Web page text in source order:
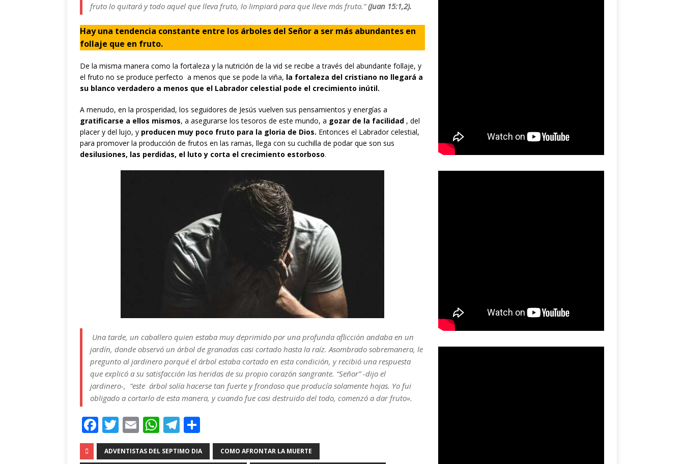
fruto lo quitará y todo aquel que lleva fruto, lo limpiará para que lleve más fruto.”(Juan 15:1,2).
Hay una tendencia constante entre los árboles del Señor a ser más abundantes en
follaje que en fruto.
De la misma manera como la fortaleza y la nutrición de la vid se recibe a través del abundante follaje, y
el fruto no se produce perfecto a menos que se pode la viña, la fortaleza del cristiano no llegará a
su blanco verdadero a menos que el Labrador celestial pode el crecimiento inútil.
A menudo, en la prosperidad, los seguidores de Jesús vuelven sus pensamientos y energías a
gratificarse a ellos mismos, a asegurarse los tesoros de este mundo, a gozar de la facilidad , del
placer y del lujo, y producen muy poco fruto para la gloria de Dios. Entonces el Labrador celestial,
para promover la producción de frutos en las ramas, llega con su cuchilla de podar que son sus
desilusiones, las perdidas, el luto y corta el crecimiento estorboso.
Una tarde, un caballero quien estaba muy deprimido por una profunda aflicción andaba en un
jardín, donde observó un árbol de granadas casi cortado hasta la raíz. Asombrado sobremanera, le
pregunto al jardinero porqué el árbol estaba cortado en esta condición, y recibió una respuesta
que explicó a su satisfacción las heridas de su propio corazón sangrante. “Señor”-dijo el
jardinero-, “este árbol solía hacerse tan fuerte y frondoso que producía solamente hojas. Yo fui
obligado a cortarlo de esta manera, y cuando fue casi destruido del todo, comenzó a dar fruto».
F
a
c
T
w
it
E
m
ai
W
h
at
T
el
e
o
m
ADVENTISTAS DEL SEPTIMO DIA COMO AFRONTAR LA MUERTE